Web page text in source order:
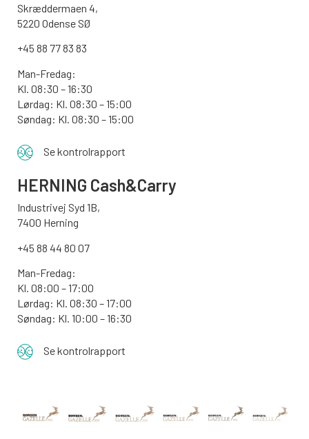
Skræddermaen 4,
5220 Odense SØ
+45 88 77 83 83
Man-Fredag:
Kl. 08:30 – 16:30
Lørdag: Kl. 08:30 – 15:00
Søndag: Kl. 08:30 – 15:00
Se kontrolrapport
HERNING Cash&Carry
Industrivej Syd 1B,
7400 Herning
+45 88 44 80 07
Man-Fredag:
Kl. 08:00 – 17:00
Lørdag: Kl. 08:30 – 17:00
Søndag: Kl. 10:00 – 16:30
Se kontrolrapport